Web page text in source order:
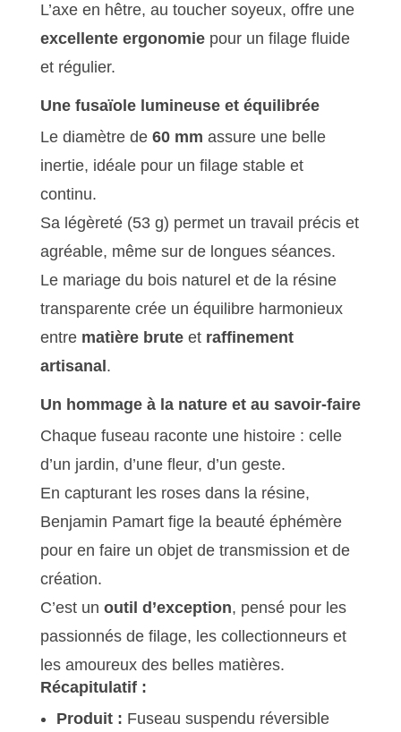
L’axe en hêtre, au toucher soyeux, offre une
excellente ergonomiepour un filage fluide
et régulier.
Une fusaïole lumineuse et équilibrée
Le diamètre de 60 mm assure une belle
inertie, idéale pour un filage stable et
continu.
Sa légèreté (53 g) permet un travail précis et
agréable, même sur de longues séances.
Le mariage du bois naturel et de la résine
transparente crée un équilibre harmonieux
entre matière bruteet raffinement
artisanal .
Un hommage à la nature et au savoir-faire
Chaque fuseau raconte une histoire : celle
d’un jardin, d’une fleur, d’un geste.
En capturant les roses dans la résine,
Benjamin Pamart fige la beauté éphémère
pour en faire un objet de transmission et de
création.
C’est un outil d’exception, pensé pour les
passionnés de filage, les collectionneurs et
les amoureux des belles matières.
Récapitulatif :
Produit : Fuseau suspendu réversible